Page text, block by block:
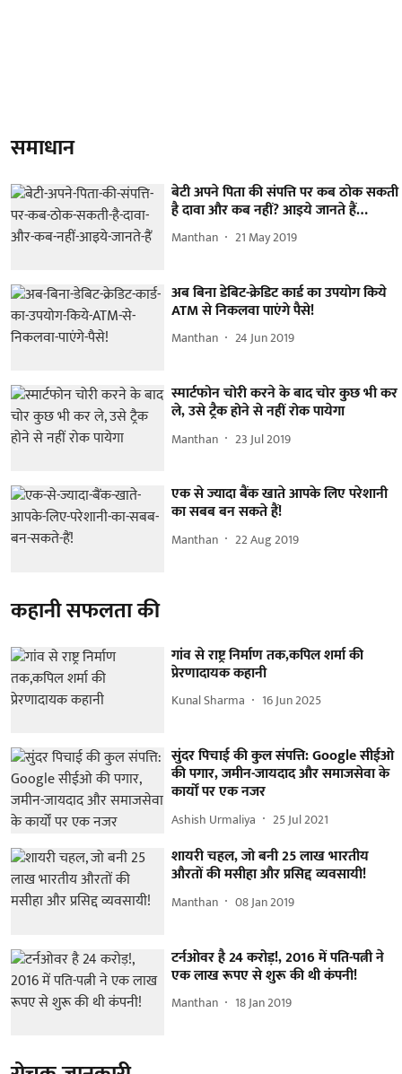
समाधान
बेटी अपने पिता की संपत्ति पर कब ठोक सकती
है दावा और कब नहीं? आइये जानते हैं…
Manthan 21 May 2019
अब बिना डेबिट-क्रेडिट कार्ड का उपयोग किये
ATM से निकलवा पाएंगे पैसे!
Manthan 24 Jun 2019
स्मार्टफोन चोरी करने के बाद चोर कुछ भी कर
ले, उसे ट्रैक होने से नहीं रोक पायेगा
Manthan 23 Jul 2019
एक से ज्यादा बैंक खाते आपके लिए परेशानी
का सबब बन सकते हैं!
Manthan 22 Aug 2019
कहानी सफलता की
गांव से राष्ट्र निर्माण तक,कपिल शर्मा की
प्रेरणादायक कहानी
Kunal Sharma 16 Jun 2025
सुंदर पिचाई की कुल संपत्ति: Google सीईओ
की पगार, जमीन-जायदाद और समाजसेवा के
कार्यों पर एक नजर
Ashish Urmaliya 25 Jul 2021
शायरी चहल, जो बनी 25 लाख भारतीय
औरतों की मसीहा और प्रसिद्द व्यवसायी!
Manthan 08 Jan 2019
टर्नओवर है 24 करोड़!, 2016 में पति-पत्नी ने
एक लाख रूपए से शुरू की थी कंपनी!
Manthan 18 Jan 2019